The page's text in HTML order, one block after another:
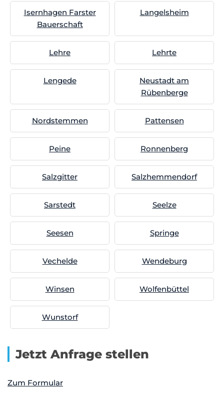
Isernhagen Farster
Bauerschaft
Langelsheim
Lehre Lehrte
Lengede
Neustadt am
Rübenberge
Nordstemmen Pattensen
Peine Ronnenberg
Salzgitter Salzhemmendorf
Sarstedt Seelze
Seesen Springe
Vechelde Wendeburg
Winsen Wolfenbüttel
Wunstorf
Jetzt Anfrage stellen
Zum Formular